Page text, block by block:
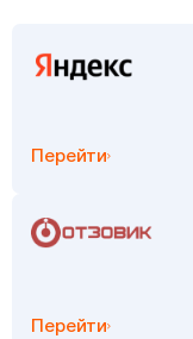
Перейти
Перейти